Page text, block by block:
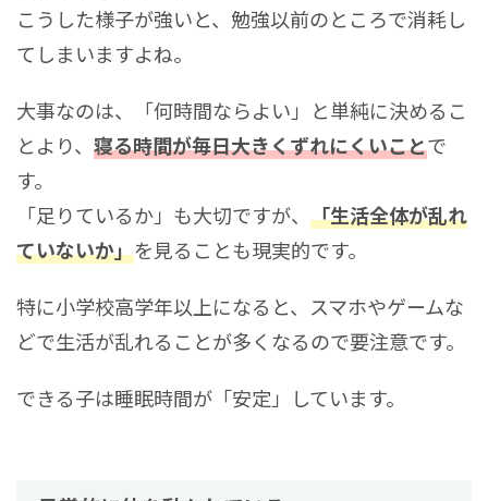
こうした様子が強いと、勉強以前のところで消耗し
てしまいますよね。
大事なのは、「何時間ならよい」と単純に決めるこ
とより、 寝る時間が毎日大きくずれにくいことで
す。
「足りているか」も大切ですが、 「生活全体が乱れ
ていないか」を見ることも現実的です。
特に小学校高学年以上になると、スマホやゲームな
どで生活が乱れることが多くなるので要注意です。
できる子は睡眠時間が「安定」しています。